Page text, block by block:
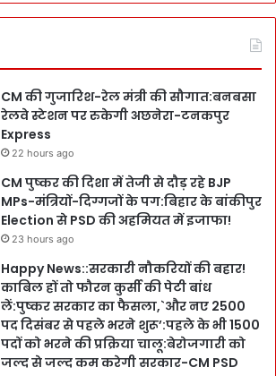
CM की गुजारिश-रेल मंत्री की सौगात:बनबसा
रेलवे स्टेशन पर रुकेगी अछनेरा-टनकपुर
Express
22 hours ago
CM पुष्कर की दिशा में तेजी से दौड़ रहे BJP
MPs-मंत्रियों-दिग्गजों के पग:बिहार के बांकीपुर
Election से PSD की अहमियत में इजाफा!
23 hours ago
Happy News::सरकारी नौकरियों की बहार!
काबिल हों तो फौरन कुर्सी की पेटी बांध
लें:पुष्कर सरकार का फैसला,`और नए 2500
पद दिसंबर से पहले भरने शुरू’:पहले के भी 1500
पदों को भरने की प्रक्रिया चालू:बेरोजगारी को
जल्द से जल्द कम करेगी सरकार-CM PSD